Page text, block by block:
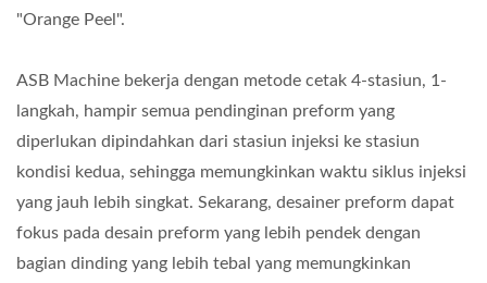
"Orange Peel".
ASB Machine bekerja dengan metode cetak 4-stasiun, 1-
langkah, hampir semua pendinginan preform yang
diperlukan dipindahkan dari stasiun injeksi ke stasiun
kondisi kedua, sehingga memungkinkan waktu siklus injeksi
yang jauh lebih singkat. Sekarang, desainer preform dapat
fokus pada desain preform yang lebih pendek dengan
bagian dinding yang lebih tebal yang memungkinkan